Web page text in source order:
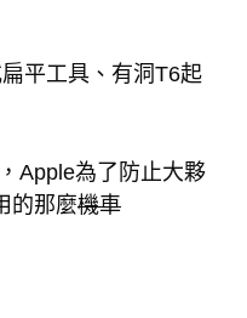
平工具、有洞T6起
Apple為了防止大夥
的那麼機車